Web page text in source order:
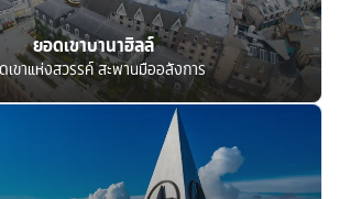
ยอดเขาบานาฮิลล์
เขาแห่งสวรรค์ สะพานมืออลังการ